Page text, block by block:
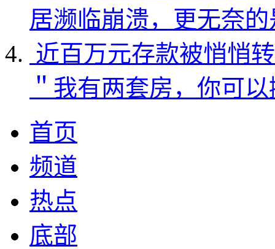
居濒临崩溃，更无奈
近百万元存款被悄悄
＂我有两套房，你可
首页
频道
热点
底部